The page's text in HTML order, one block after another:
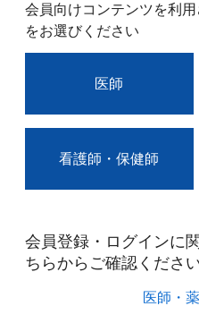
会員向けコンテンツを利
をお選びください
医師
看護師・保健師
会員登録・ログインに
ちらからご確認ください
医師・